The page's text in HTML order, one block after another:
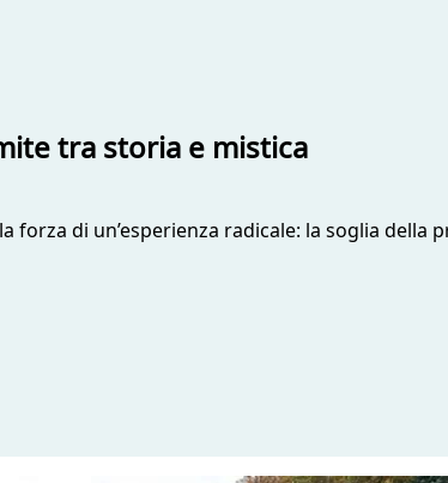
tra storia e mistica
forza di un’esperienza radicale: la soglia